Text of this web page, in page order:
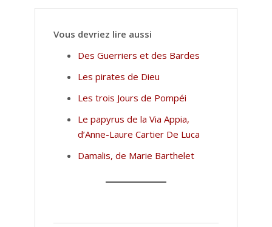
Vous devriez lire aussi
Des Guerriers et des Bardes
Les pirates de Dieu
Les trois Jours de Pompéi
Le papyrus de la Via Appia,
d’Anne-Laure Cartier De Luca
Damalis, de Marie Barthelet